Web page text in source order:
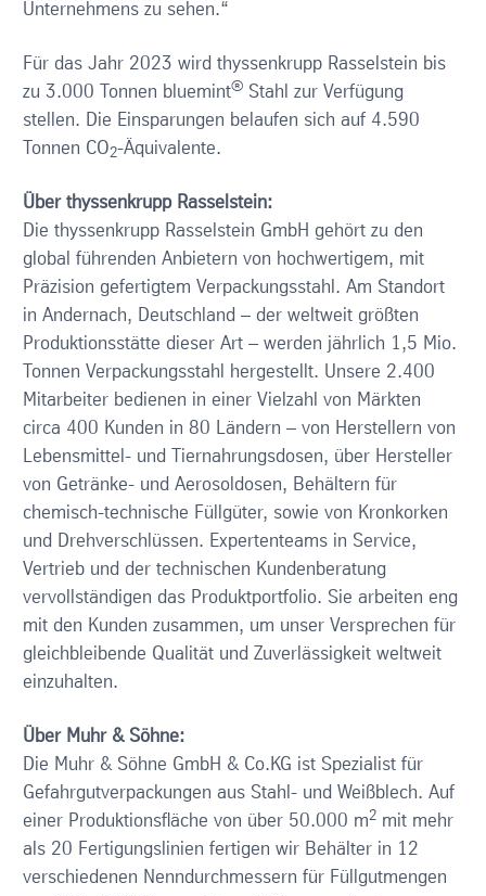
Unternehmens zu sehen.“
Für das Jahr 2023 wird thyssenkrupp Rasselstein bis
zu 3.000 Tonnen bluemint®Stahl zur Verfügung
stellen. Die Einsparungen belaufen sich auf 4.590
Tonnen CO2-Äquivalente.
Über thyssenkrupp Rasselstein:
Die thyssenkrupp Rasselstein GmbH gehört zu den
global führenden Anbietern von hochwertigem, mit
Präzision gefertigtem Verpackungsstahl. Am Standort
in Andernach, Deutschland – der weltweit größten
Produktionsstätte dieser Art – werden jährlich 1,5 Mio.
Tonnen Verpackungsstahl hergestellt. Unsere 2.400
Mitarbeiter bedienen in einer Vielzahl von Märkten
circa 400 Kunden in 80 Ländern – von Herstellern von
Lebensmittel- und Tiernahrungsdosen, über Hersteller
von Getränke- und Aerosoldosen, Behältern für
chemisch-technische Füllgüter, sowie von Kronkorken
und Drehverschlüssen. Expertenteams in Service,
Vertrieb und der technischen Kundenberatung
vervollständigen das Produktportfolio. Sie arbeiten eng
mit den Kunden zusammen, um unser Versprechen für
gleichbleibende Qualität und Zuverlässigkeit weltweit
einzuhalten.
Über Muhr & Söhne:
Die Muhr & Söhne GmbH & Co.KG ist Spezialist für
Gefahrgutverpackungen aus Stahl- und Weißblech. Auf
einer Produktionsfläche von über 50.000 m2mit mehr
als 20 Fertigungslinien fertigen wir Behälter in 12
verschiedenen Nenndurchmessern für Füllgutmengen